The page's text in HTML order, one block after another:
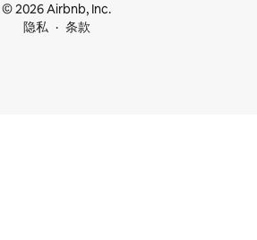
© 2026 Airbnb, Inc.
隐私
条款